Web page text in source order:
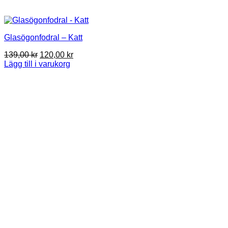
Glasögonfodral – Katt
139,00kr Det
ursprungliga
120,00 krDet
Lägg till i varukorg